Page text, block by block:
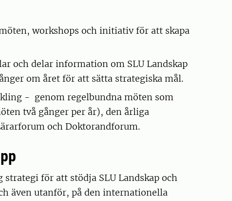
workshops och initiativ för att skapa
och delar information om SLU Landskap
om året för att sätta strategiska mål.
- genom regelbundna möten som
två gånger per år), den årliga
och Doktorandforum.
för att stödja SLU Landskap och
även utanför, på den internationella